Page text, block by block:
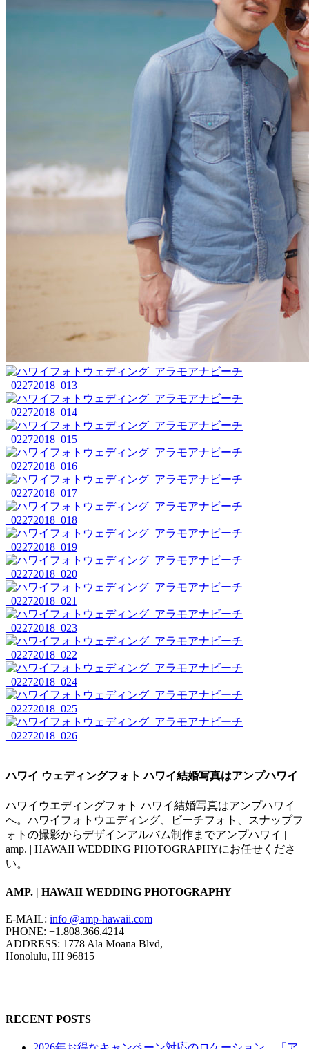
ハワイ ウェディングフォト ハワイ結婚写真はアンプハワイ
ハワイウエディングフォト ハワイ結婚写真はアンプハワイ
へ。ハワイフォトウエディング、ビーチフォト、スナップフ
ォトの撮影からデザインアルバム制作までアンプハワイ |
amp. | HAWAII WEDDING PHOTOGRAPHYにお任せくださ
い。
AMP. | HAWAII WEDDING PHOTOGRAPHY
E-MAIL: info @amp-hawaii.com
PHONE: +1.808.366.4214
ADDRESS: 1778 Ala Moana Blvd,
Honolulu, HI 96815
RECENT POSTS